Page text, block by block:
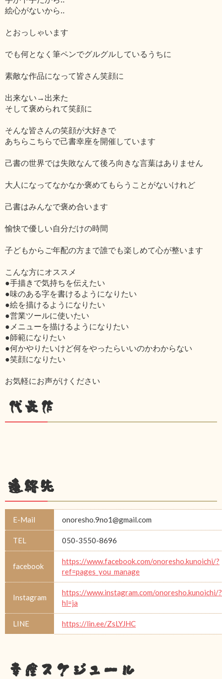
絵心がないから‥
とおっしゃいます
でも何となく筆ペンでグルグルしているうちに
素敵な作品になって皆さん笑顔に
出来ない→出来た
そして褒められて笑顔に
そんな皆さんの笑顔が大好きで
あちらこちらで己書幸座を開催しています
己書の世界では失敗なんて後ろ向きな言葉はありません
大人になってなかなか褒めてもらうことがないけれど
己書はみんなで褒め合います
愉快で優しい自分だけの時間
子どもからご年配の方まで誰でも楽しめて心が整います
こんな方にオススメ
●手描きで気持ちを伝えたい
●味のある字を書けるようになりたい
●絵を描けるようになりたい
●営業ツールに使いたい
●メニューを描けるようになりたい
●師範になりたい
●何かやりたいけど何をやったらいいのかわからない
●笑顔になりたい
お気軽にお声がけください
代表作
連絡先
E-Mail onoresho.9no1@gmail.com
TEL 050-3550-8696
facebook
https://www.facebook.com/onoresho.kunoichi/?
ref=pages_you_manage
Instagram
https://www.instagram.com/onoresho.kunoichi/?
hl=ja
LINE https://lin.ee/ZsLYJHC
幸座スケジュール